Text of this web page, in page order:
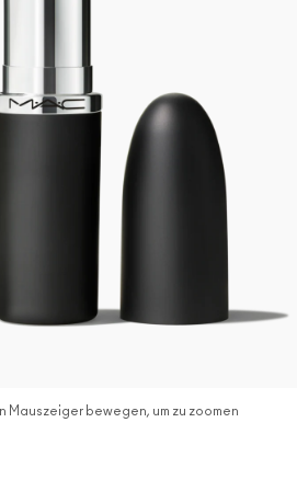
Mauszeiger bewegen, um zu zoomen